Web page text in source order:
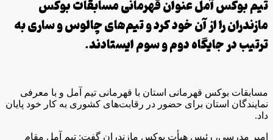
تیم بوکس آمل عنوان قهرمانی مسابقات بوکس
مازندران را از آن خود کرد و تیم‌های چالوس و ساری به
ترتیب در جایگاه دوم و سوم ایستادند.
مسابقات بوکس قهرمانی استان با قهرمانی تیم آمل و با معرفی
نمایندگان استان برای حضور در رقابت‌های کشوری به کار خود پایان
داد.
امیر مدرسی، رئیس هیأت بوکس مازندران گفت: تیم آمل مقام